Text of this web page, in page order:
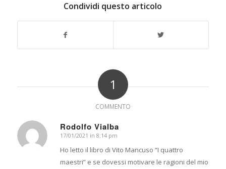
Condividi questo articolo
1
COMMENTO
Rodolfo Vialba
dice:
17/01/2021 in 8:14 pm
Ho letto il libro di Vito Mancuso “I quattro
maestri” e se dovessi motivare le ragioni del mio